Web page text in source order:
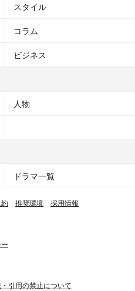
スタイル
コラム
ビジネス
人物
ドラマ一覧
推奨環境 採用情報
引用の禁止について